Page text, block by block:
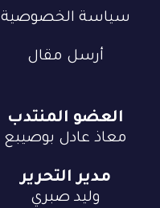
سياسة الخصوصية
أرسل مقال
العضو المنتدب
معاذ عادل بوصيبع
مدير التحرير
وليد صبري